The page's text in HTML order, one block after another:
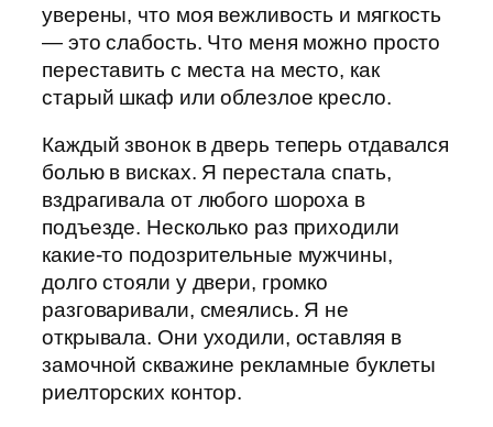
уверены, что моя вежливость и мягкость
— это слабость. Что меня можно просто
переставить с места на место, как
старый шкаф или облезлое кресло.
Каждый звонок в дверь теперь отдавался
болью в висках. Я перестала спать,
вздрагивала от любого шороха в
подъезде. Несколько раз приходили
какие-то подозрительные мужчины,
долго стояли у двери, громко
разговаривали, смеялись. Я не
открывала. Они уходили, оставляя в
замочной скважине рекламные буклеты
риелторских контор.